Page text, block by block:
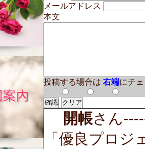
メールアドレス
本文
投稿する場合は 右端にチ
開帳さん
「優良プロ